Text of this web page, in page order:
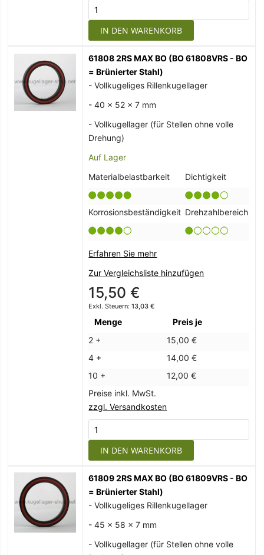
IN DEN WARENKORB
61808 2RS MAX BO (BO 61808VRS - BO
= Brünierter Stahl)
- Vollkugeliges Rillenkugellager
- 40 x 52 x 7 mm
- Vollkugellager (für Stellen ohne volle
Drehung)
Auf Lager
Materialbelastbarkeit
Dichtigkeit
Korrosionsbeständigkeit Drehzahlbereich
Erfahren Sie mehr
Zur Vergleichsliste hinzufügen
15,50 €
13,03 €
Menge
Preis je
2 +
15,00 €
4 +
14,00 €
10 +
12,00 €
Preise inkl. MwSt.
zzgl. Versandkosten
IN DEN WARENKORB
61809 2RS MAX BO (BO 61809VRS - BO
= Brünierter Stahl)
- Vollkugeliges Rillenkugellager
- 45 x 58 x 7 mm
- Vollkugellager (für Stellen ohne volle